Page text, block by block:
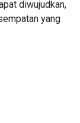
diwujudkan,
yang